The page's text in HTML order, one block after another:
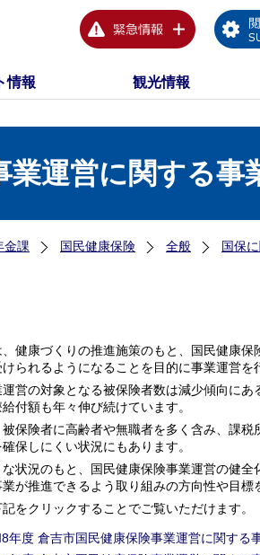
情報 観光情報
業運営に関する事
金課 国民健康保険 全般
国保
健康づくりの推進施策のもと、国民健康保
られるようになることを目的に事業運営を
営の対象となる被保険者数は減少傾向にあ
付額も年々伸び続けています。
保険者に高齢者や無職者を多く含み、課
保しにくい状況にもあります。
状況のもと、国民健康保険事業運営の健
が推進できるよう取り組みの方向性や目標
をクリックすることでご覧いただけます。
年度 倉吉市国民健康保険事業運営に関す